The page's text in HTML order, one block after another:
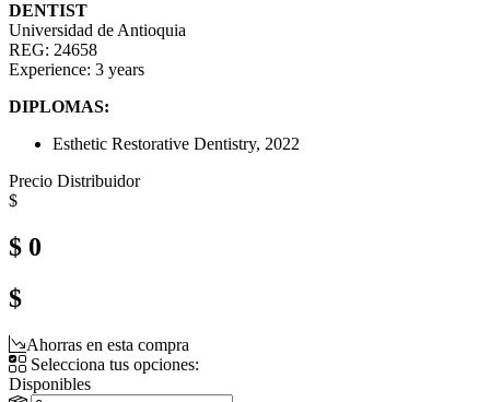
DENTIST
Universidad de Antioquia
REG: 24658
Experience: 3 years
DIPLOMAS:
Esthetic Restorative Dentistry, 2022
Precio Distribuidor
$
$ 0
$
Ahorras en esta compra
Selecciona tus opciones:
Disponibles